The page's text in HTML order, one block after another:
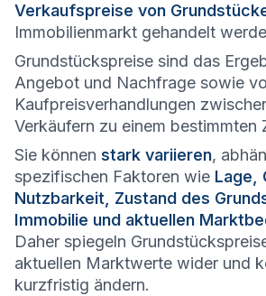
Verkaufspreise von
Immobilienmarkt gehandelt
Grundstückspreise sind das
Angebot und Nachfrage sowie
Kaufpreisverhandlungen
Verkäufern zu einem bestimmten
Sie können stark variieren,
spezifischen Faktoren wie Lage,
Nutzbarkeit, Zustand des
Immobilie und aktuellen
Daher spiegeln
aktuellen Marktwerte wider und
kurzfristig ändern.